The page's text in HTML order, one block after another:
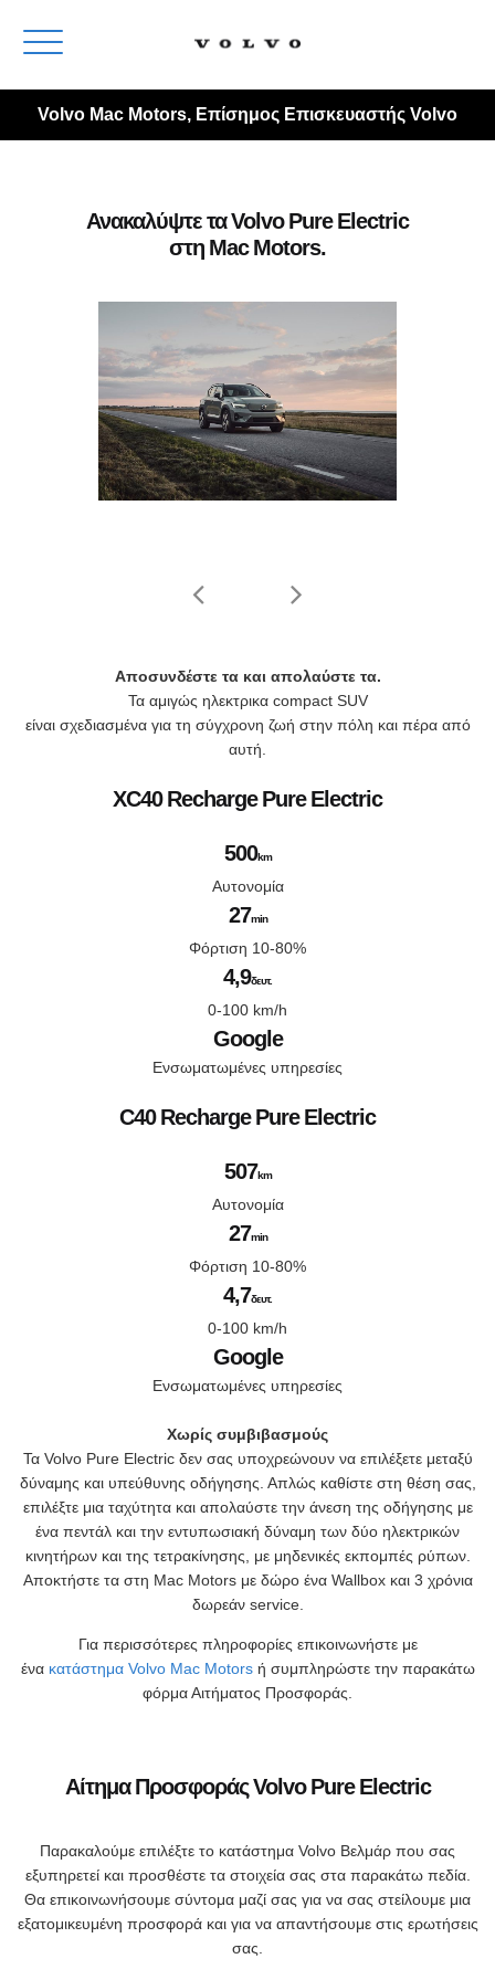
Volvo Mac Motors, Επίσημος Επισκευαστής Volvo
Ανακαλύψτε τα Volvo Pure Electric
στη Mac Motors.
Αποσυνδέστε τα και απολαύστε τα.
Τα αμιγώς ηλεκτρικα compact SUV
είναι σχεδιασμένα για τη σύγχρονη ζωή στην πόλη και πέρα από
αυτή.
XC40 Recharge Pure Electric
500km
Αυτονομία
27min
Φόρτιση 10-80%
4,9δευτ.
0-100 km/h
Google
Ενσωματωμένες υπηρεσίες
C40 Recharge Pure Electric
507km
Αυτονομία
27min
Φόρτιση 10-80%
4,7δευτ.
0-100 km/h
Google
Ενσωματωμένες υπηρεσίες
Χωρίς συμβιβασμούς
Τα Volvo Pure Electric δεν σας υποχρεώνουν να επιλέξετε μεταξύ
δύναμης και υπεύθυνης οδήγησης. Απλώς καθίστε στη θέση σας,
επιλέξτε μια ταχύτητα και απολαύστε την άνεση της οδήγησης με
ένα πεντάλ και την εντυπωσιακή δύναμη των δύο ηλεκτρικών
κινητήρων και της τετρακίνησης, με μηδενικές εκπομπές ρύπων.
Αποκτήστε τα στη Mac Motors με δώρο ένα Wallbox και 3 χρόνια
δωρεάν service.
Για περισσότερες πληροφορίες επικοινωνήστε με
ένα κατάστημα VolvoMac Motorsή συμπληρώστε την παρακάτω
φόρμα Αιτήματος Προσφοράς.
Αίτημα Προσφοράς Volvo Pure Electric
Παρακαλούμε επιλέξτε το κατάστημα Volvo Βελμάρ που σας
εξυπηρετεί και προσθέστε τα στοιχεία σας στα παρακάτω πεδία.
Θα επικοινωνήσουμε σύντομα μαζί σας για να σας στείλουμε μια
εξατομικευμένη προσφορά και για να απαντήσουμε στις ερωτήσεις
σας.